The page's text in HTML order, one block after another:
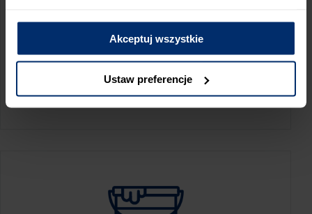
Akceptuj wszystkie
Ustaw preferencje
KALKULATOR ZUŻYCIA
Oblicz, jaką ilość produktów potrzebujesz,
aby perfekcyjnie wygładzić swoje ściany.